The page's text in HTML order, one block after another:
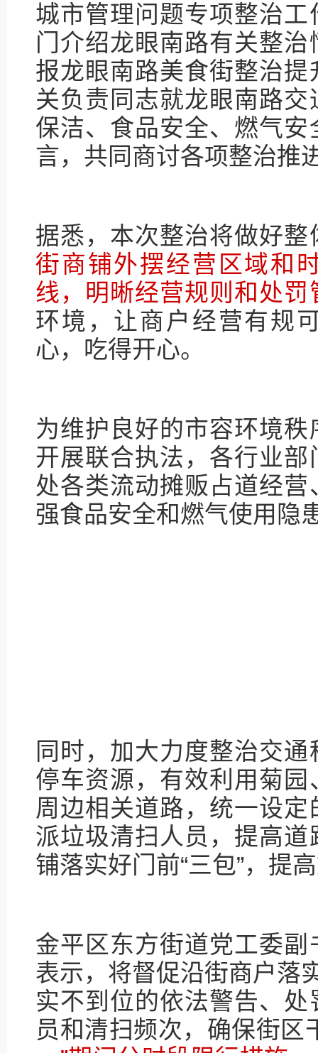
城市管理问题专项整治
门介绍龙眼南路有关整
报龙眼南路美食街整治
关负责同志就龙眼南路
保洁、食品安全、燃气
言，共同商讨各项整治推
据悉，本次整治将做好整
街商铺外摆经营区域和
线，明晰经营规则和处罚
环境，让商户经营有规
心，吃得开心。
为维护良好的市容环境
开展联合执法，各行业
处各类流动摊贩占道经
强食品安全和燃气使用隐
同时，加大力度整治交
停车资源，有效利用菊
周边相关道路，统一设
派垃圾清扫人员，提高
铺落实好门前“三包”，提
金平区东方街道党工委
表示，将督促沿街商户落
实不到位的依法警告、
员和清扫频次，确保街区